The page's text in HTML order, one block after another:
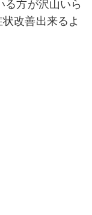
る方が沢山いら
改善出来るよ